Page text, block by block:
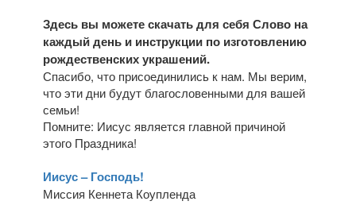
Здесь вы можете скачать для себя Слово на
каждый день и инструкции по изготовлению
рождественских украшений.
Спасибо, что присоединились к нам. Мы верим,
что эти дни будут благословенными для вашей
семьи!
Помните: Иисус является главной причиной
этого Праздника!
Иисус – Господь!
Миссия Кеннета Коупленда